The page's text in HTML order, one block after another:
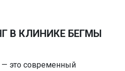
В КЛИНИКЕ БЕГМЫ
это современный